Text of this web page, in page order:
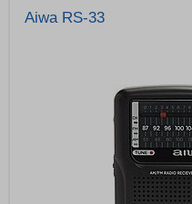
Aiwa RS-33